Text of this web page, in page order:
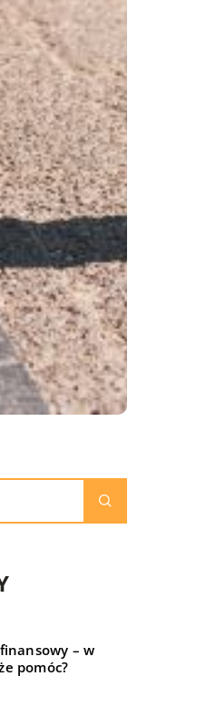
– w
pomóc?